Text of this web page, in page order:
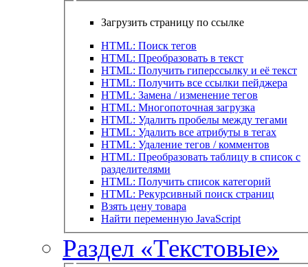
Загрузить страницу по ссылке
HTML: Поиск тегов
HTML: Преобразовать в текст
HTML: Получить гиперссылку и её текст
HTML: Получить все ссылки пейджера
HTML: Замена / изменение тегов
HTML: Многопоточная загрузка
HTML: Удалить пробелы между тегами
HTML: Удалить все атрибуты в тегах
HTML: Удаление тегов / комментов
HTML: Преобразовать таблицу в список с
разделителями
HTML: Получить список категорий
HTML: Рекурсивный поиск страниц
Взять цену товара
Найти переменную JavaScript
Раздел «Текстовые»